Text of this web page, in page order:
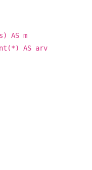
AS m
AS arv